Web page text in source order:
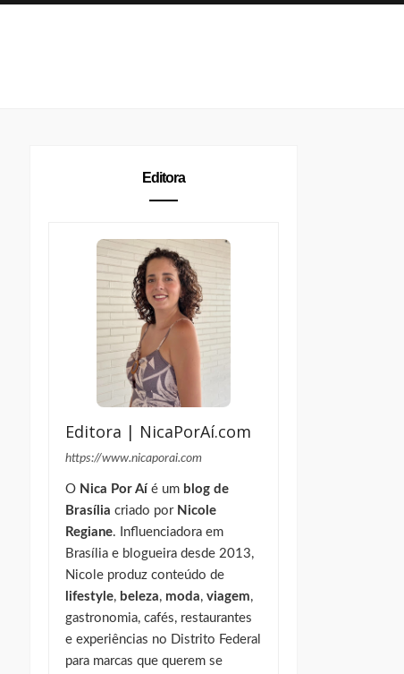
Editora
Editora | NicaPorAí.com
https://www.nicaporai.com
O Nica Por Aíé um blog de
Brasília criado por Nicole
Regiane. Influenciadora em
Brasília e blogueira desde 2013,
Nicole produz conteúdo de
lifestyle, beleza, moda,viagem,
gastronomia, cafés, restaurantes
e experiências no Distrito Federal
para marcas que querem se